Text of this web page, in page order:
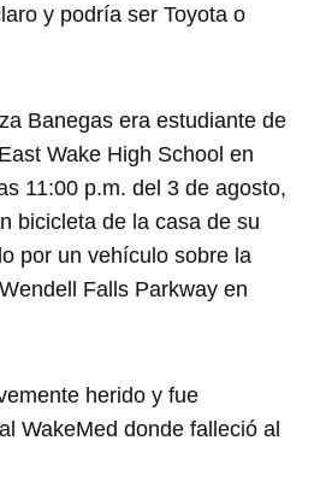
y podría ser Toyota o
Banegas era estudiante de
Wake High School en
11:00 p.m. del 3 de agosto,
bicicleta de la casa de su
por un vehículo sobre la
Falls Parkway en
herido y fue
WakeMed donde falleció al